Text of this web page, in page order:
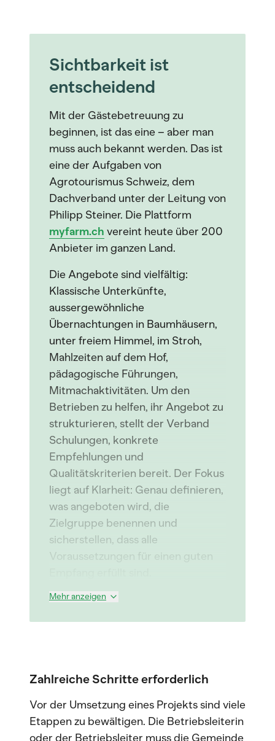
Sichtbarkeit ist
entscheidend
Mit der Gästebetreuung zu
beginnen, ist das eine – aber man
muss auch bekannt werden. Das ist
eine der Aufgaben von
Agrotourismus Schweiz, dem
Dachverband unter der Leitung von
Philipp Steiner. Die Plattform
myfarm.ch vereint heute über 200
Anbieter im ganzen Land.
Die Angebote sind vielfältig:
Klassische Unterkünfte,
aussergewöhnliche
Übernachtungen in Baumhäusern,
unter freiem Himmel, im Stroh,
Mahlzeiten auf dem Hof,
pädagogische Führungen,
Mitmachaktivitäten. Um den
Betrieben zu helfen, ihr Angebot zu
strukturieren, stellt der Verband
Schulungen, konkrete
Empfehlungen und
Qualitätskriterien bereit. Der Fokus
liegt auf Klarheit: Genau definieren,
was angeboten wird, die
Zielgruppe benennen und
sicherstellen, dass alle
Voraussetzungen für einen guten
Mehr anzeigen
Zahlreiche Schritte erforderlich
Vor der Umsetzung eines Projekts sind viele
Etappen zu bewältigen. Die Betriebsleiterin
oder der Betriebsleiter muss die Gemeinde